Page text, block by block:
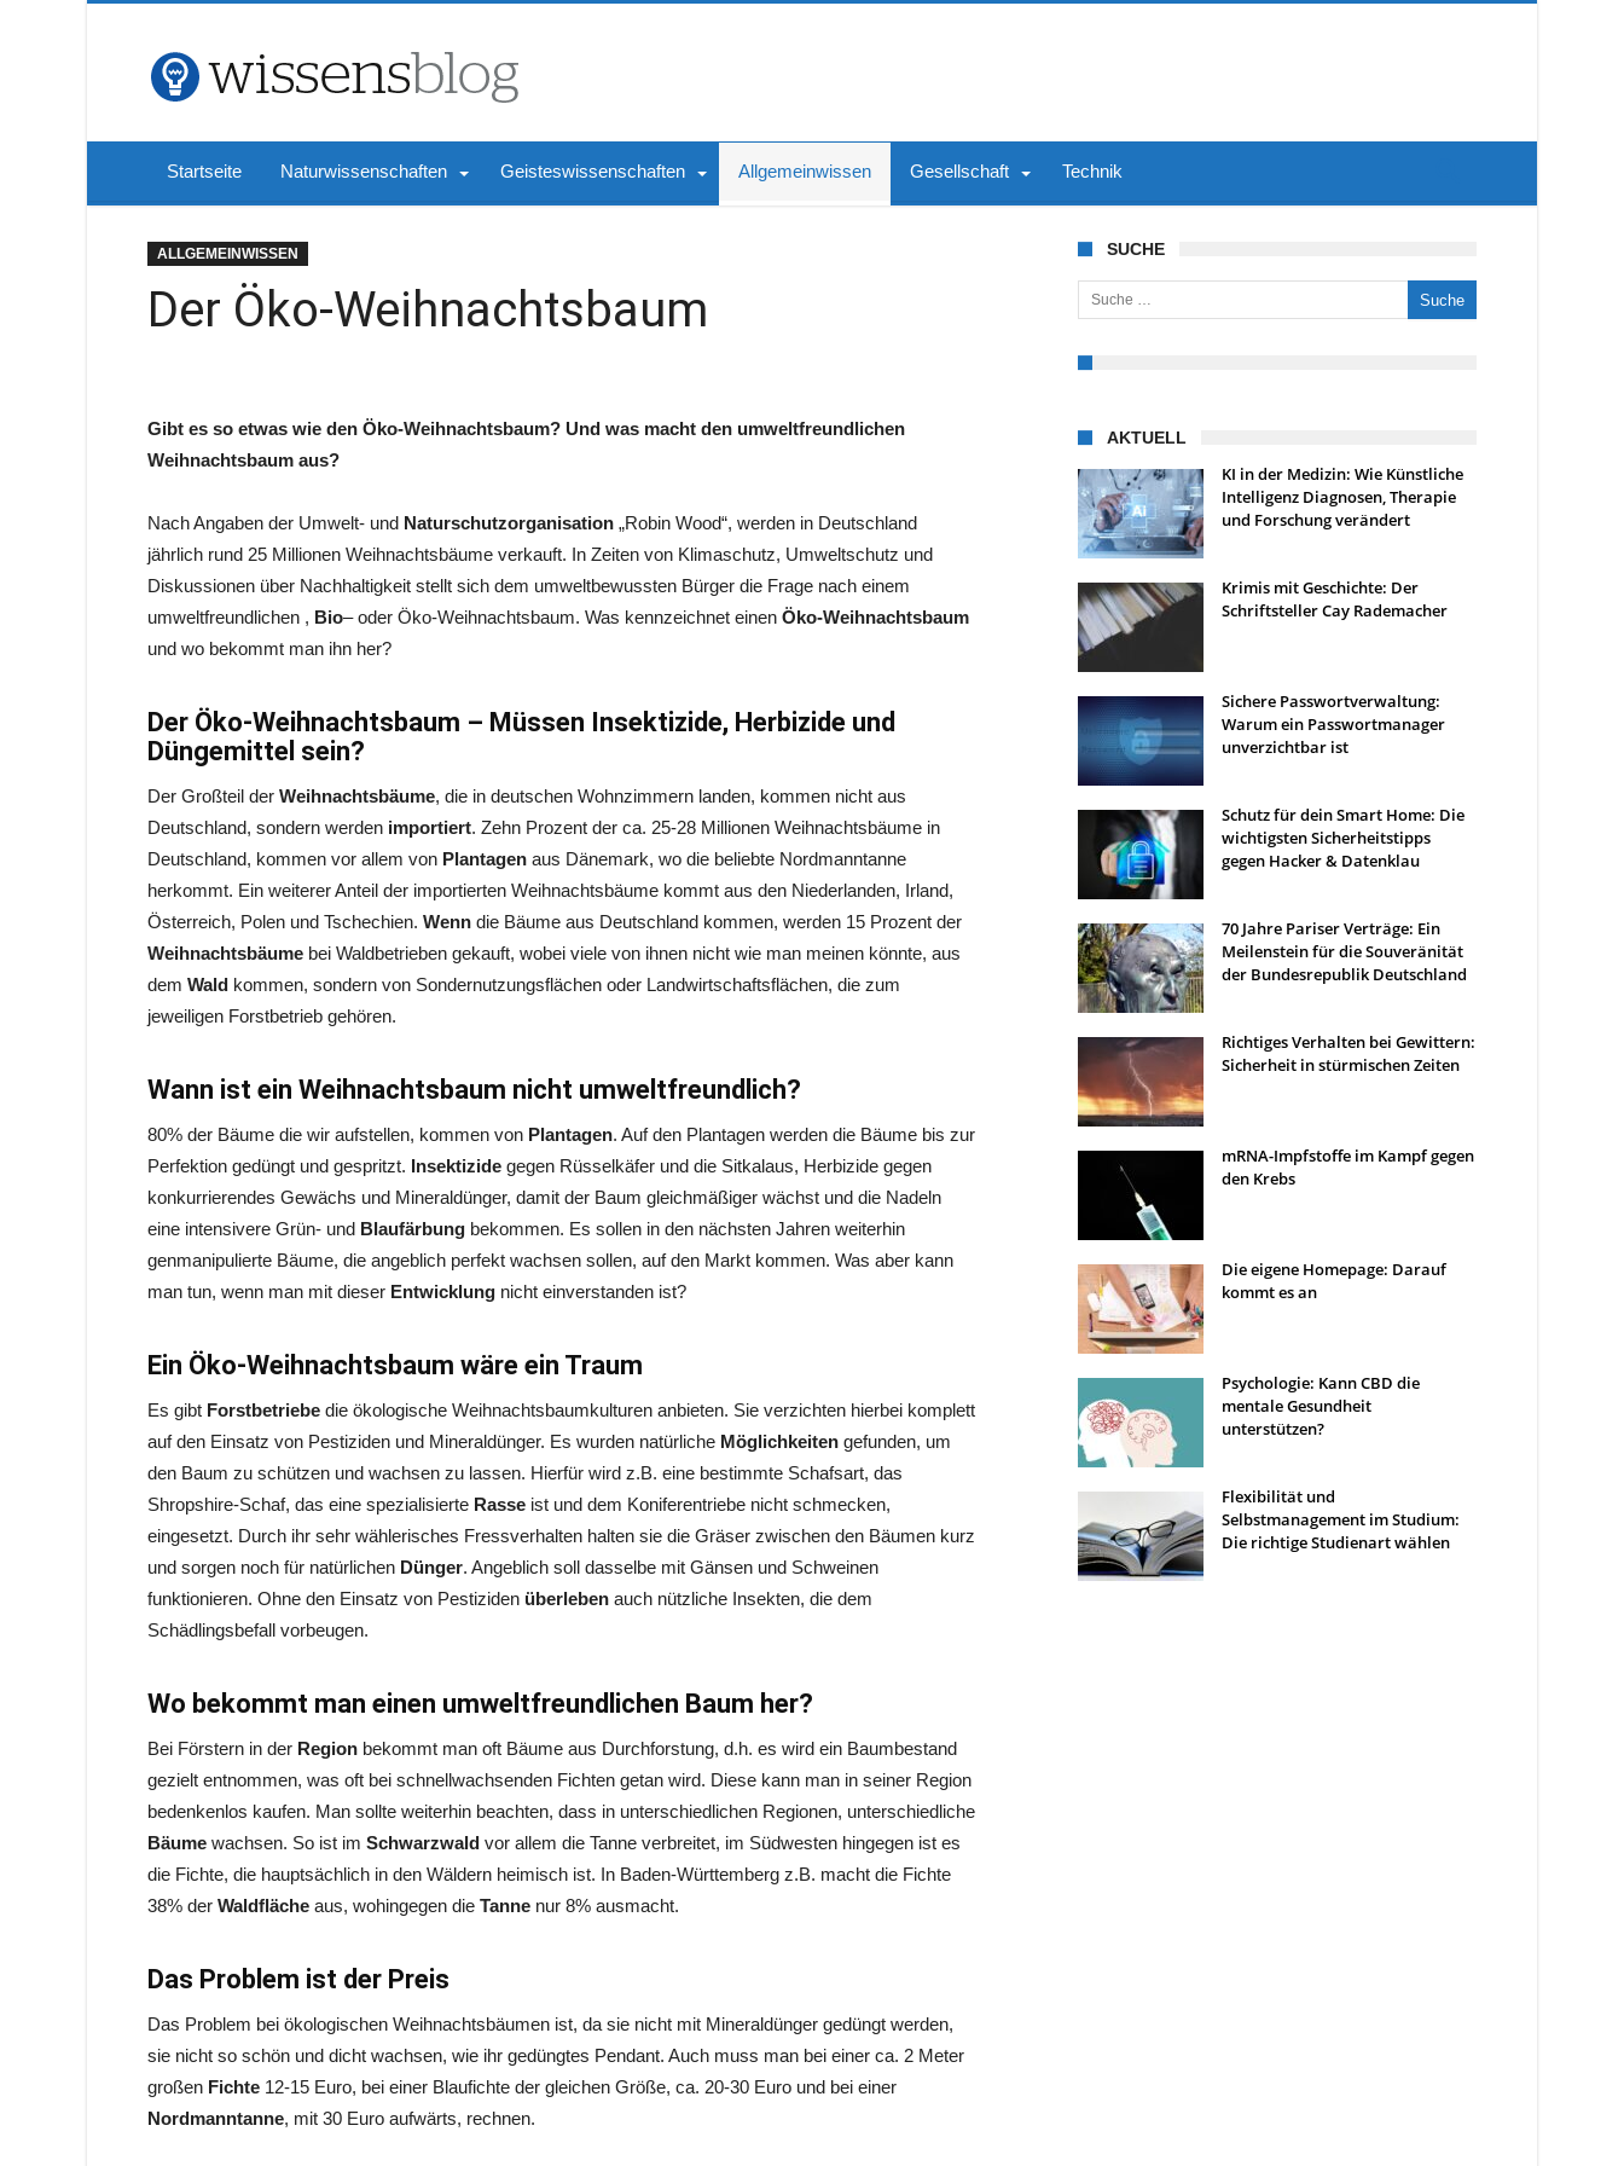
Startseite Naturwissenschaften Geisteswissenschaften Allgemeinwissen Gesellschaft Technik
ALLGEMEINWISSEN
Der Öko-Weihnachtsbaum
Gibt es so etwas wie den Öko-Weihnachtsbaum? Und was macht den umweltfreundlichen
Weihnachtsbaum aus?
Nach Angaben der Umwelt- und Naturschutzorganisation „Robin Wood“, werden in Deutschland
jährlich rund 25 Millionen Weihnachtsbäume verkauft. In Zeiten von Klimaschutz, Umweltschutz und
Diskussionen über Nachhaltigkeit stellt sich dem umweltbewussten Bürger die Frage nach einem
umweltfreundlichen , Bio– oder Öko-Weihnachtsbaum. Was kennzeichnet einen Öko-Weihnachtsbaum
und wo bekommt man ihn her?
Der Öko-Weihnachtsbaum – Müssen Insektizide, Herbizide und
Düngemittel sein?
Der Großteil der Weihnachtsbäume, die in deutschen Wohnzimmern landen, kommen nicht aus
Deutschland, sondern werden importiert. Zehn Prozent der ca. 25-28 Millionen Weihnachtsbäume in
Deutschland, kommen vor allem von Plantagen aus Dänemark, wo die beliebte Nordmanntanne
herkommt. Ein weiterer Anteil der importierten Weihnachtsbäume kommt aus den Niederlanden, Irland,
Österreich, Polen und Tschechien. Wenn die Bäume aus Deutschland kommen, werden 15 Prozent der
Weihnachtsbäume bei Waldbetrieben gekauft, wobei viele von ihnen nicht wie man meinen könnte, aus
dem Wald kommen, sondern von Sondernutzungsflächen oder Landwirtschaftsflächen, die zum
jeweiligen Forstbetrieb gehören.
Wann ist ein Weihnachtsbaum nicht umweltfreundlich?
80% der Bäume die wir aufstellen, kommen von Plantagen. Auf den Plantagen werden die Bäume bis zur
Perfektion gedüngt und gespritzt. Insektizide gegen Rüsselkäfer und die Sitkalaus, Herbizide gegen
konkurrierendes Gewächs und Mineraldünger, damit der Baum gleichmäßiger wächst und die Nadeln
eine intensivere Grün- und Blaufärbung bekommen. Es sollen in den nächsten Jahren weiterhin
genmanipulierte Bäume, die angeblich perfekt wachsen sollen, auf den Markt kommen. Was aber kann
man tun, wenn man mit dieser Entwicklung nicht einverstanden ist?
Ein Öko-Weihnachtsbaum wäre ein Traum
Es gibt Forstbetriebe die ökologische Weihnachtsbaumkulturen anbieten. Sie verzichten hierbei komplett
auf den Einsatz von Pestiziden und Mineraldünger. Es wurden natürliche Möglichkeiten gefunden, um
den Baum zu schützen und wachsen zu lassen. Hierfür wird z.B. eine bestimmte Schafsart, das
Shropshire-Schaf, das eine spezialisierte Rasse ist und dem Koniferentriebe nicht schmecken,
eingesetzt. Durch ihr sehr wählerisches Fressverhalten halten sie die Gräser zwischen den Bäumen kurz
und sorgen noch für natürlichen Dünger. Angeblich soll dasselbe mit Gänsen und Schweinen
funktionieren. Ohne den Einsatz von Pestiziden überleben auch nützliche Insekten, die dem
Schädlingsbefall vorbeugen.
Wo bekommt man einen umweltfreundlichen Baum her?
Bei Förstern in der Region bekommt man oft Bäume aus Durchforstung, d.h. es wird ein Baumbestand
gezielt entnommen, was oft bei schnellwachsenden Fichten getan wird. Diese kann man in seiner Region
bedenkenlos kaufen. Man sollte weiterhin beachten, dass in unterschiedlichen Regionen, unterschiedliche
Bäume wachsen. So ist im Schwarzwald vor allem die Tanne verbreitet, im Südwesten hingegen ist es
die Fichte, die hauptsächlich in den Wäldern heimisch ist. In Baden-Württemberg z.B. macht die Fichte
38% der Waldfläche aus, wohingegen die Tanne nur 8% ausmacht.
Das Problem ist der Preis
Das Problem bei ökologischen Weihnachtsbäumen ist, da sie nicht mit Mineraldünger gedüngt werden,
sie nicht so schön und dicht wachsen, wie ihr gedüngtes Pendant. Auch muss man bei einer ca. 2 Meter
großen Fichte 12-15 Euro, bei einer Blaufichte der gleichen Größe, ca. 20-30 Euro und bei einer
Nordmanntanne, mit 30 Euro aufwärts, rechnen.
SUCHE
Suche nach:
AKTUELL
KI in der Medizin: Wie Künstliche
Intelligenz Diagnosen, Therapie
und Forschung verändert
Krimis mit Geschichte: Der
Schriftsteller Cay Rademacher
Sichere Passwortverwaltung:
Warum ein Passwortmanager
unverzichtbar ist
Schutz für dein Smart Home: Die
wichtigsten Sicherheitstipps
gegen Hacker & Datenklau
70 Jahre Pariser Verträge: Ein
Meilenstein für die Souveränität
der Bundesrepublik Deutschland
Richtiges Verhalten bei Gewittern:
Sicherheit in stürmischen Zeiten
mRNA-Impfstoffe im Kampf gegen
den Krebs
Die eigene Homepage: Darauf
kommt es an
Psychologie: Kann CBD die
mentale Gesundheit
unterstützen?
Flexibilität und
Selbstmanagement im Studium:
Die richtige Studienart wählen